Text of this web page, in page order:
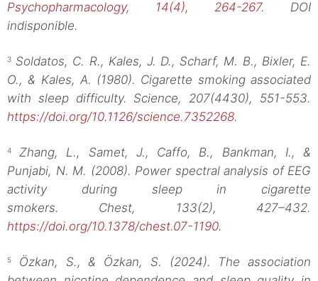
Psychopharmacology, 14(4), 264-267. DOI
indisponible.
3 Soldatos, C. R., Kales, J. D., Scharf, M. B., Bixler, E.
O., & Kales, A. (1980). Cigarette smoking associated
with sleep difficulty. Science, 207(4430), 551-553.
https://doi.org/10.1126/science.7352268.
4
Zhang, L., Samet, J., Caffo, B., Bankman, I., &
Punjabi, N. M. (2008). Power spectral analysis of EEG
activity during sleep in cigarette
smokers. Chest, 133(2), 427–432.
https://doi.org/10.1378/chest.07-1190.
5
Özkan, S., & Özkan, S. (2024). The association